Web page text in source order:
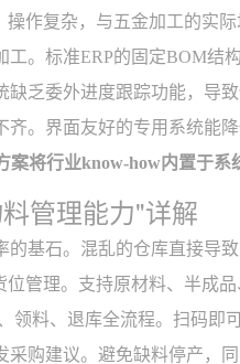
作复杂，与五金加工的实际
工。标准ERP的固定BOM结
乏委外进度跟踪功能，导致
。界面友好的专用系统能
案将行业know-how内置于系
管理能力"详解
基石。混乱的仓库直接导致
管理。支持原材料、半成
领料、退库全流程。扫码即
购建议。避免缺料停产，